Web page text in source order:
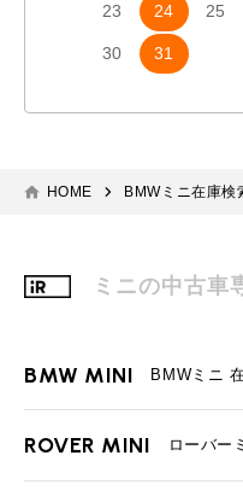
23 24 25
30 31
HOME BMWミニ在庫検
ミニの中古車
BMW MINI BMWミニ
ROVER MINI ローバー